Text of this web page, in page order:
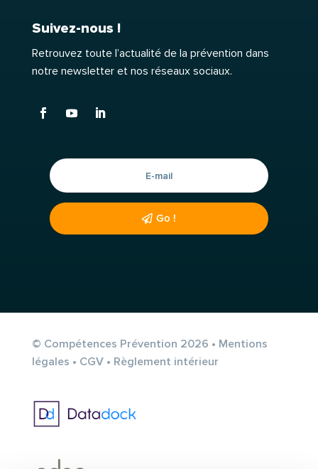
Suivez-nous !
Retrouvez toute l’actualité de la prévention dans
notre newsletter et nos réseaux sociaux.
Go !
© Compétences Prévention 2026 • Mentions
légales • CGV• Règlement intérieur